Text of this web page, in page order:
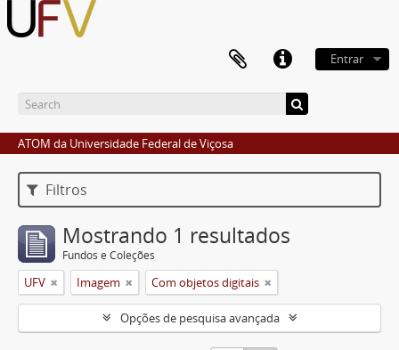
Entrar
ATOM da Universidade Federal de Viçosa
Filtros
Mostrando 1 resultados
Fundos e Coleções
UFV Imagem Com objetos digitais
Opções de pesquisa avançada